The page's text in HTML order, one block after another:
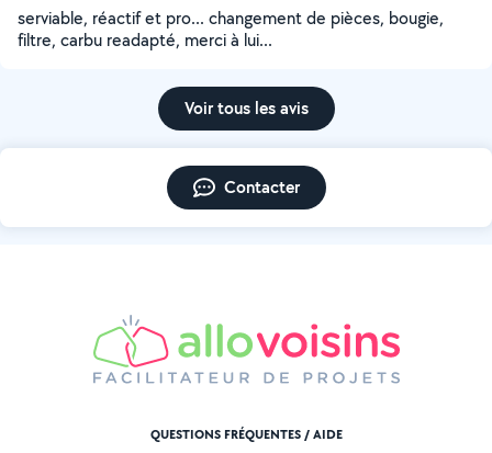
serviable, réactif et pro... changement de pièces, bougie,
filtre, carbu readapté, merci à lui...
Voir tous les avis
Contacter
QUESTIONS FRÉQUENTES / AIDE